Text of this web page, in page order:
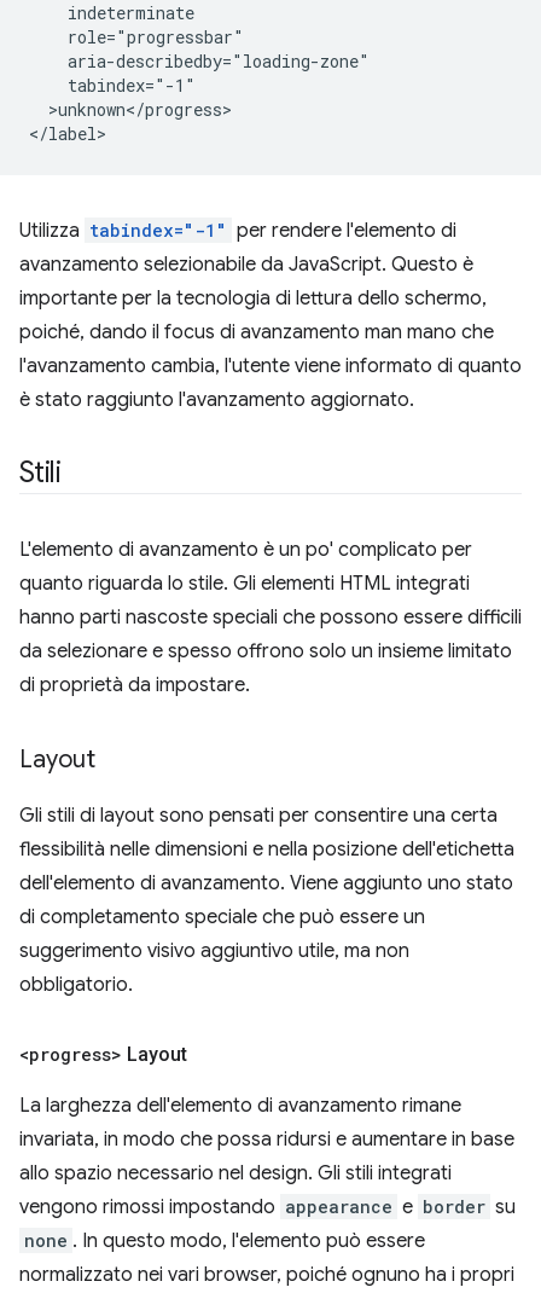
    indeterminate
    role="progressbar"
    aria-describedby="loading-zone"
    tabindex="-1"
  >unknown</progress>
Utilizza tabindex="-1" per rendere l'elemento di
avanzamento selezionabile da JavaScript. Questo è
importante per la tecnologia di lettura dello schermo,
poiché, dando il focus di avanzamento man mano che
l'avanzamento cambia, l'utente viene informato di quanto
è stato raggiunto l'avanzamento aggiornato.
Stili
L'elemento di avanzamento è un po' complicato per
quanto riguarda lo stile. Gli elementi HTML integrati
hanno parti nascoste speciali che possono essere difficili
da selezionare e spesso offrono solo un insieme limitato
di proprietà da impostare.
Layout
Gli stili di layout sono pensati per consentire una certa
flessibilità nelle dimensioni e nella posizione dell'etichetta
dell'elemento di avanzamento. Viene aggiunto uno stato
di completamento speciale che può essere un
suggerimento visivo aggiuntivo utile, ma non
obbligatorio.
<progress> Layout
La larghezza dell'elemento di avanzamento rimane
invariata, in modo che possa ridursi e aumentare in base
allo spazio necessario nel design. Gli stili integrati
vengono rimossi impostando appearance e border su
none . In questo modo, l'elemento può essere
normalizzato nei vari browser, poiché ognuno ha i propri